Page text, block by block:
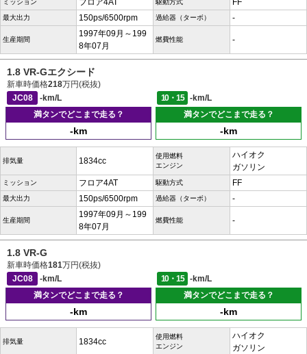
ミッション フロア4AT 駆動方式 FF
最大出力 150ps/6500rpm 過給器（ターボ） -
生産期間
1997年09月～199
8年07月
燃費性能 -
1.8 VR-Gエクシード
新車時価格218万円(税抜)
JC08
-km/L 10・15
-km/L
満タンでどこまで走る？
-km
満タンでどこまで走る？
-km
排気量 1834cc
使用燃料
エンジン
ハイオク
ガソリン
ミッション フロア4AT 駆動方式 FF
最大出力 150ps/6500rpm 過給器（ターボ） -
生産期間
1997年09月～199
8年07月
燃費性能 -
1.8 VR-G
新車時価格181万円(税抜)
JC08
-km/L 10・15
-km/L
満タンでどこまで走る？
-km
満タンでどこまで走る？
-km
排気量 1834cc
使用燃料
エンジン
ハイオク
ガソリン